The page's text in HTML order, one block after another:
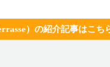
）の紹介記事はこち